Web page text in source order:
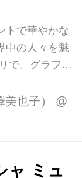
トで華やかな
中の人々を魅
で、グラフィ
として名をな
シャ（1860
世紀初頭にか
也子）
@
ャ ミュ